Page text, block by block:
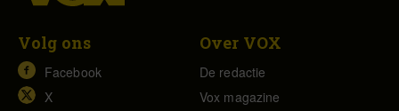
Volg ons
Facebook
X
Over VOX
De redactie
Vox magazine